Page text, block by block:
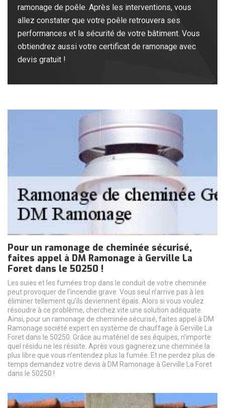
ramonage de poêle. Après les interventions, vous
allez constater que votre poêle retrouvera ses
performances et la sécurité de votre bâtiment. Vous
obtiendrez aussi votre certificat de ramonage avec
devis gratuit !
Pour un ramonage de cheminée sécurisé,
faites appel à DM Ramonage à Gerville La
Foret dans le 50250 !
Les suies et les fumées trop dans le conduit de votre cheminée
peut provoquer de l’incendie grave. Vous seul n’arrive pas à les
éliminer tellement qu’ils deviennent épais. Alors si vous voulez
résoudre à ce problème, cherchez vite une solution adéquate.
Ainsi, pour un ramonage de cheminée sécurisé, faites appel à DM
Ramonage société expert en système de chauffage à Gerville La
Foret dans le 50250. Grâce au matériel de ses équipes, n’importe
quel résidu ne les résiste. Après vous gagnerez une cheminée la
plus libre que vous n’entendez plus la fumée. Et ne perdez plus de
temps demandez votre devis à DM Ramonage à Gerville La Foret
dans le 50250 !